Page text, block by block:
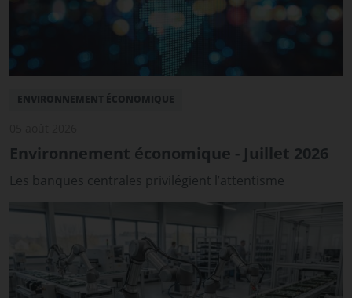
ENVIRONNEMENT ÉCONOMIQUE
Environnement économique - Juillet 2026
Les banques centrales privilégient l’attentisme